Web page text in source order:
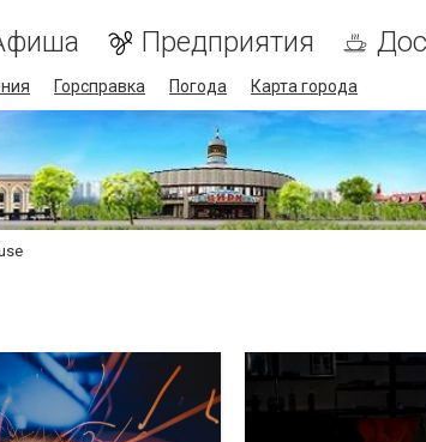
Предприятия
Горсправка Погода Карта города